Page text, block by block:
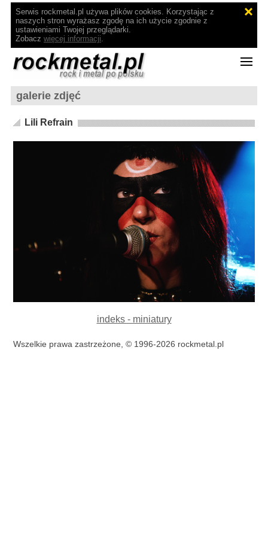
Serwis rockmetal.pl używa plików cookies. Korzystając z
naszych stron wyrażasz zgodę na ich użycie zgodnie z
ustawieniami Twojej przeglądarki.
Zobacz więcej informacji.
galerie zdjęć
Lili Refrain
indeks - miniatury
Wszelkie prawa zastrzeżone, © 1996-2026 rockmetal.pl